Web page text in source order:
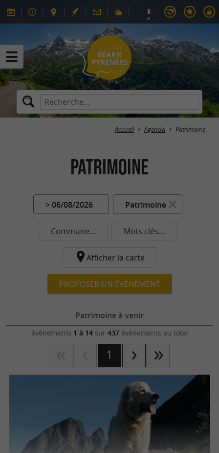
Accueil Agenda Patrimoine
Patrimoine
> 06/08/2026 Patrimoine
Commune... Mots clés...
Afficher la carte
PROPOSER UN ÉVÈNEMENT
Patrimoine à venir
évènements 1 à 14sur 437évènements au total
1